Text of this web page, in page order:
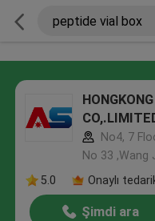
No4, 7
No 33 ,Wang
5.0
Onaylı
Şimdi ara